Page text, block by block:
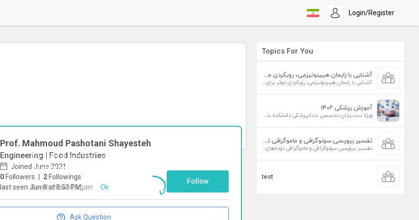
Login/Register
Prof. Mahmoud Pashotani Shayesteh
Engineering | Food Industries
Joined June 2021
0 Followers 2 Followings
last seen Jun 8 at 8:53 PM
Follow
Ask Question
Topics For You
آشنایی با زایمان هیپنوتیزمی، رویکردی موثر برای افزایش تمایل به زایمان طبیعی
آشنایی با زایمان هیپنوتیزمی، رویکردی موثر برای افزایش تمایل به زایمان طبیعی
آموزش پزشکی ۱۴۰۲
ویژه دستیاران تخصصی دندانپزشکی دانشکده دندانپزشکی دانشگاه علوم پزشکی تهران
تفسیر بیوپسی سونوگرافی و ماموگرافی توده‌های پستان
تفسیر بیوپسی سونوگرافی و ماموگرافی توده‌های پستان
test
To start direct chat with
Pashotani Shayesteh
Don`t show it again Ok